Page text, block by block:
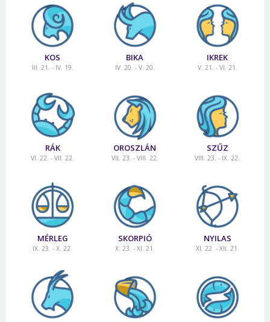
KOS
III. 21. - IV. 19.
BIKA
IV. 20. - V. 20.
IKREK
V. 21. - VI. 21.
RÁK
VI. 22. - VII. 22.
OROSZLÁN
VII. 23. - VIII. 22.
SZŰZ
VIII. 23. - IX. 22.
MÉRLEG
IX. 23. - X. 22.
SKORPIÓ
X. 23. - XI. 21.
NYILAS
XI. 22. - XII. 21.
E-mail cím vagy felhasználónév